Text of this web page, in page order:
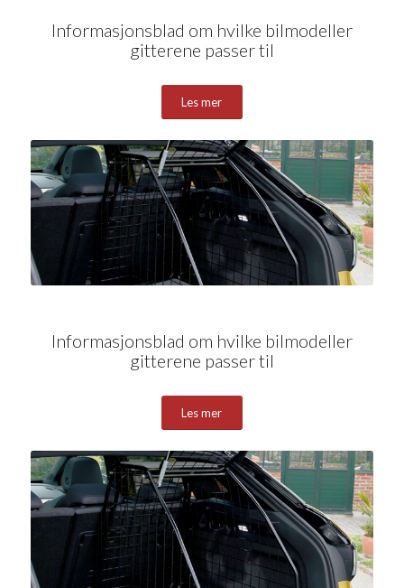
Informasjonsblad om hvilke bilmodeller
gitterene passer til
Les mer
Informasjonsblad om hvilke bilmodeller
gitterene passer til
Les mer